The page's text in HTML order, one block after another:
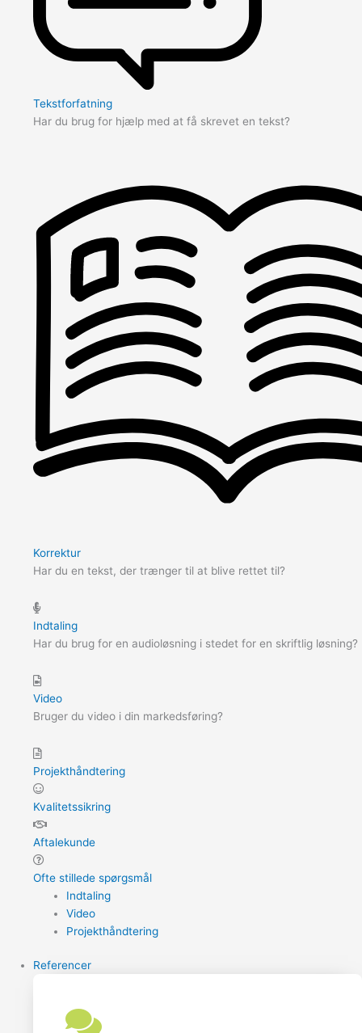
Tekstforfatning
Har du brug for hjælp med at få skrevet en tekst?
Korrektur
Har du en tekst, der trænger til at blive rettet til?
Indtaling
Har du brug for en audioløsning i stedet for en skriftlig løsning?
Video
Bruger du video i din markedsføring?
Projekthåndtering
Kvalitetssikring
Aftalekunde
Ofte stillede spørgsmål
Indtaling
Video
Projekthåndtering
Referencer